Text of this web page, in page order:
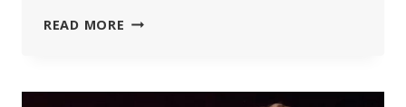
READ MORE GERMANIA: